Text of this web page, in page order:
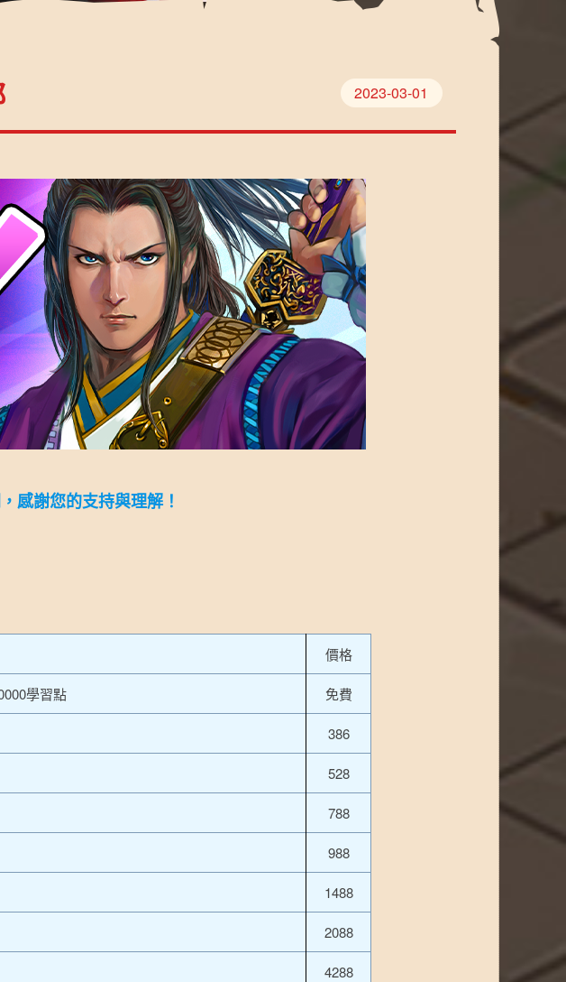
2023-03-01
感謝您的支持與理解！
價格
學習點 免費
386
528
788
988
1488
2088
4288